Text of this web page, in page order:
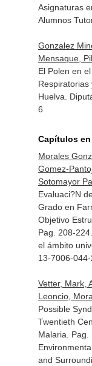
Asignaturas
Alumnos
Gonzalez
Mensaque,
El Polen en
Respiratorias
Huelva.
6
Capítulos
Morales
Gomez-
Sotomayor
Evaluaci?N
Grado en
Objetivo
Pag. 208-224.
el ámbito
13-7006-044-
Vetter, Mark,
Leoncio,
Possible
Twentieth
Malaria. Pag.
and